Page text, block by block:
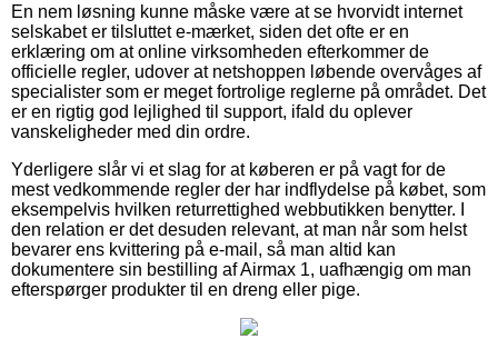
En nem løsning kunne måske være at se hvorvidt internet
selskabet er tilsluttet e-mærket, siden det ofte er en
erklæring om at online virksomheden efterkommer de
officielle regler, udover at netshoppen løbende overvåges af
specialister som er meget fortrolige reglerne på området. Det
er en rigtig god lejlighed til support, ifald du oplever
vanskeligheder med din ordre.
Yderligere slår vi et slag for at køberen er på vagt for de
mest vedkommende regler der har indflydelse på købet, som
eksempelvis hvilken returrettighed webbutikken benytter. I
den relation er det desuden relevant, at man når som helst
bevarer ens kvittering på e-mail, så man altid kan
dokumentere sin bestilling af Airmax 1, uafhængig om man
efterspørger produkter til en dreng eller pige.